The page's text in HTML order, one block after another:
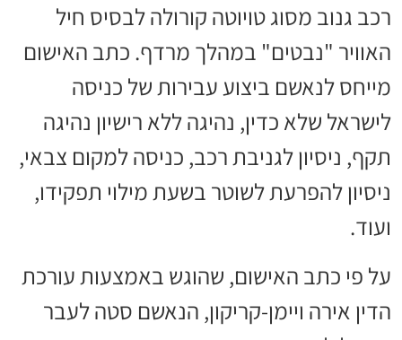
רכב גנוב מסוג טויוטה קורולה לבסיס חיל
האוויר "נבטים" במהלך מרדף. כתב האישום
מייחס לנאשם ביצוע עבירות של כניסה
לישראל שלא כדין, נהיגה ללא רישיון נהיגה
תקף, ניסיון לגניבת רכב, כניסה למקום צבאי,
ניסיון להפרעת לשוטר בשעת מילוי תפקידו,
ועוד.
על פי כתב האישום, שהוגש באמצעות עורכת
הדין אירה ויימן-קריקון, הנאשם סטה לעבר